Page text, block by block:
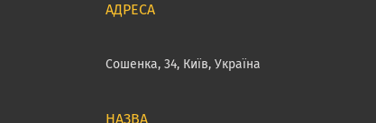
Сошенка, 34, Київ, Україна